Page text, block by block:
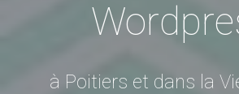
Contact
à Poitiers et dans la